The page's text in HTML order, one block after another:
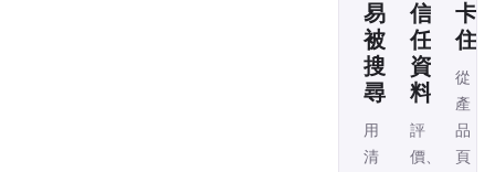
易
被
搜
尋
用
清
信
任
資
料
評
價、
卡
住
從
產
品
頁